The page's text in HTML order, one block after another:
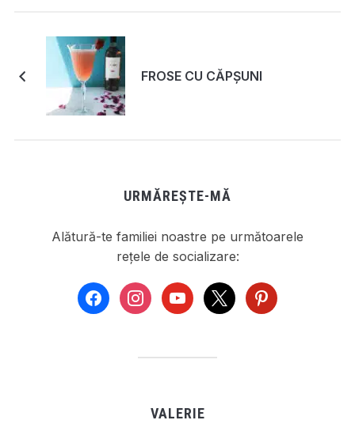
FROSE CU CĂPȘUNI
URMĂREȘTE-MĂ
Alătură-te familiei noastre pe următoarele
rețele de socializare:
facebookinstagramyoutube
x pinterest
VALERIE